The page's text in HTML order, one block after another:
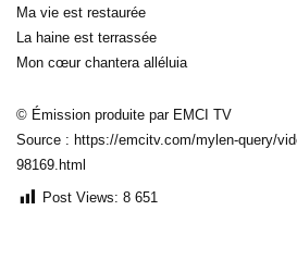
Ma vie est restaurée
La haine est terrassée
Mon cœur chantera alléluia
© Émission produite par EMCI TV
Source : https://emcitv.com/mylen-query/
98169.html
Post Views: 8 651